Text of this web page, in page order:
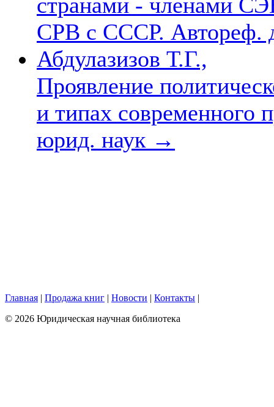
СРВ с СССР. Автореф.
Абдулазизов Т.Г.,
Проявление
и типах современного
юрид. наук →
Главная | Продажа книг | Новости | Контакты |
© 2026 Юридическая научная библиотека